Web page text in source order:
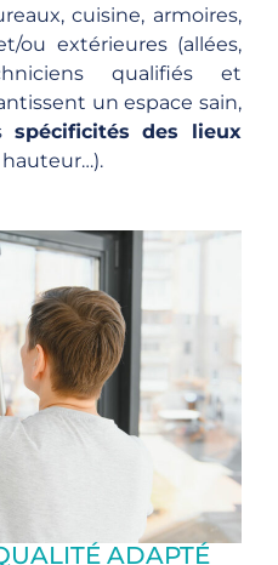
cuisine, armoires,
ou extérieures (allées,
qualifiés et
un espace sain,
spécificités des lieux
ADAPTÉ